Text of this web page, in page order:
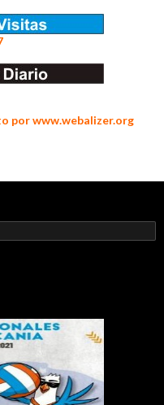
por www.webalizer.org